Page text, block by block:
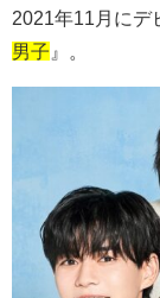
2021年11月にデ
男子 』。